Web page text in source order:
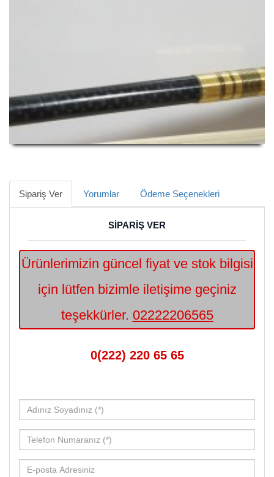
Sipariş Ver Yorumlar Ödeme Seçenekleri
SİPARİŞ VER
Ürünlerimizin güncel fiyat ve stok bilgisi
için lütfen bizimle iletişime geçiniz
teşekkürler. 02222206565
0(222) 220 65 65